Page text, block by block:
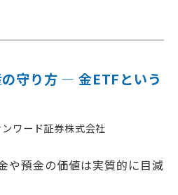
守り方 ― 金ETFという
ンワード証券株式会社
や預金の価値は実質的に目減